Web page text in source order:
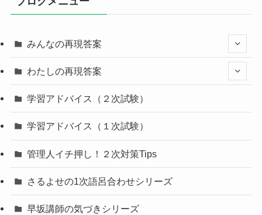
みんなの再現答案
わたしの再現答案
学習アドバイス（２次試験）
学習アドバイス（１次試験）
管理人イチ押し！２次対策Tips
さるよせの1次語呂合わせシリーズ
早坂講師の気づきシリーズ